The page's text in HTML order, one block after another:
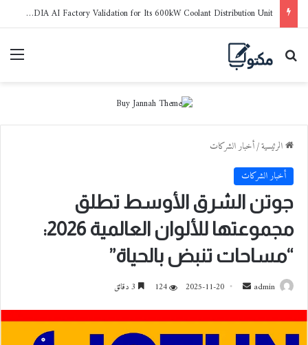
LG Electronics Earns NVIDIA AI Factory Validation for Its 600kW Coolant Distribution Unit
بحث عن
الرئيسية/أخبار الشركات
أخبار الشركات
جوتن الشرق الأوسط تطلق
مجموعتها للألوان العالمية 2026:
“مساحات تنبض بالحياة”
admin
س
ل
2025-11-20
124